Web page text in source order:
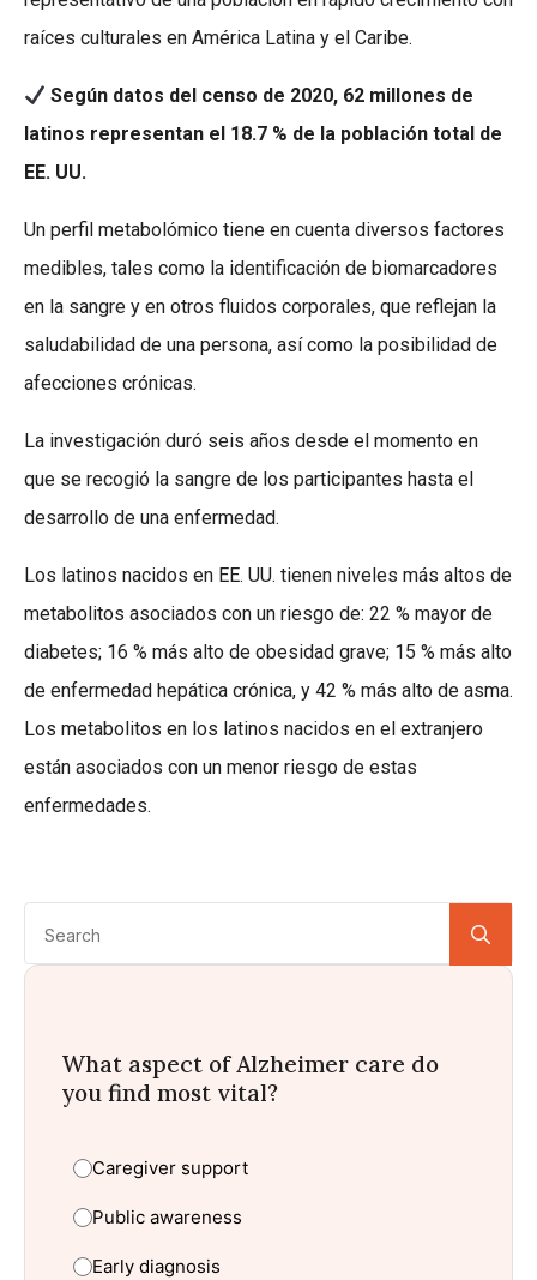
raíces culturales en América Latina y el Caribe.
Según datos del censo de 2020, 62 millones de
latinos representan el 18.7 % de la población total de
EE. UU.
Un perfil metabolómico tiene en cuenta diversos factores
medibles, tales como la identificación de biomarcadores
en la sangre y en otros fluidos corporales, que reflejan la
saludabilidad de una persona, así como la posibilidad de
afecciones crónicas.
La investigación duró seis años desde el momento en
que se recogió la sangre de los participantes hasta el
desarrollo de una enfermedad.
Los latinos nacidos en EE. UU. tienen niveles más altos de
metabolitos asociados con un riesgo de: 22 % mayor de
diabetes; 16 % más alto de obesidad grave; 15 % más alto
de enfermedad hepática crónica, y 42 % más alto de asma.
Los metabolitos en los latinos nacidos en el extranjero
están asociados con un menor riesgo de estas
enfermedades.
What aspect of Alzheimer care do
you find most vital?
Caregiver support
Public awareness
Early diagnosis